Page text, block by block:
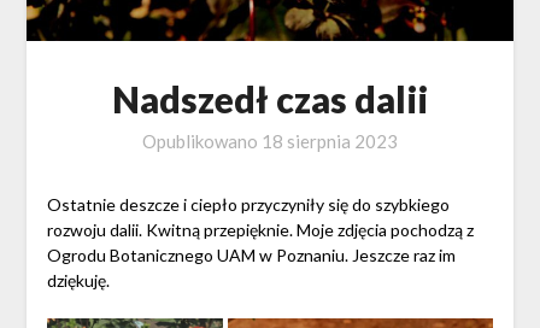
Nadszedł czas dalii
Opublikowano 18 sierpnia 2023
Ostatnie deszcze i ciepło przyczyniły się do szybkiego
rozwoju dalii. Kwitną przepięknie. Moje zdjęcia pochodzą z
Ogrodu Botanicznego UAM w Poznaniu. Jeszcze raz im
dziękuję.